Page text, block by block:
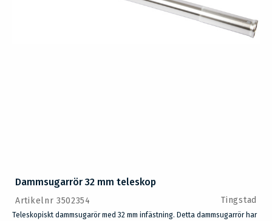
Dammsugarrör 32 mm teleskop
Artikelnr 3502354 Tingstad
Teleskopiskt dammsugarör med 32 mm infästning. Detta dammsugarrör har